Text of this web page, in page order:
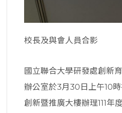
校長及與會人員合影
國立聯合大學研發處創新
辦公室於3月30日上午10
創新暨推廣大樓辦理111年